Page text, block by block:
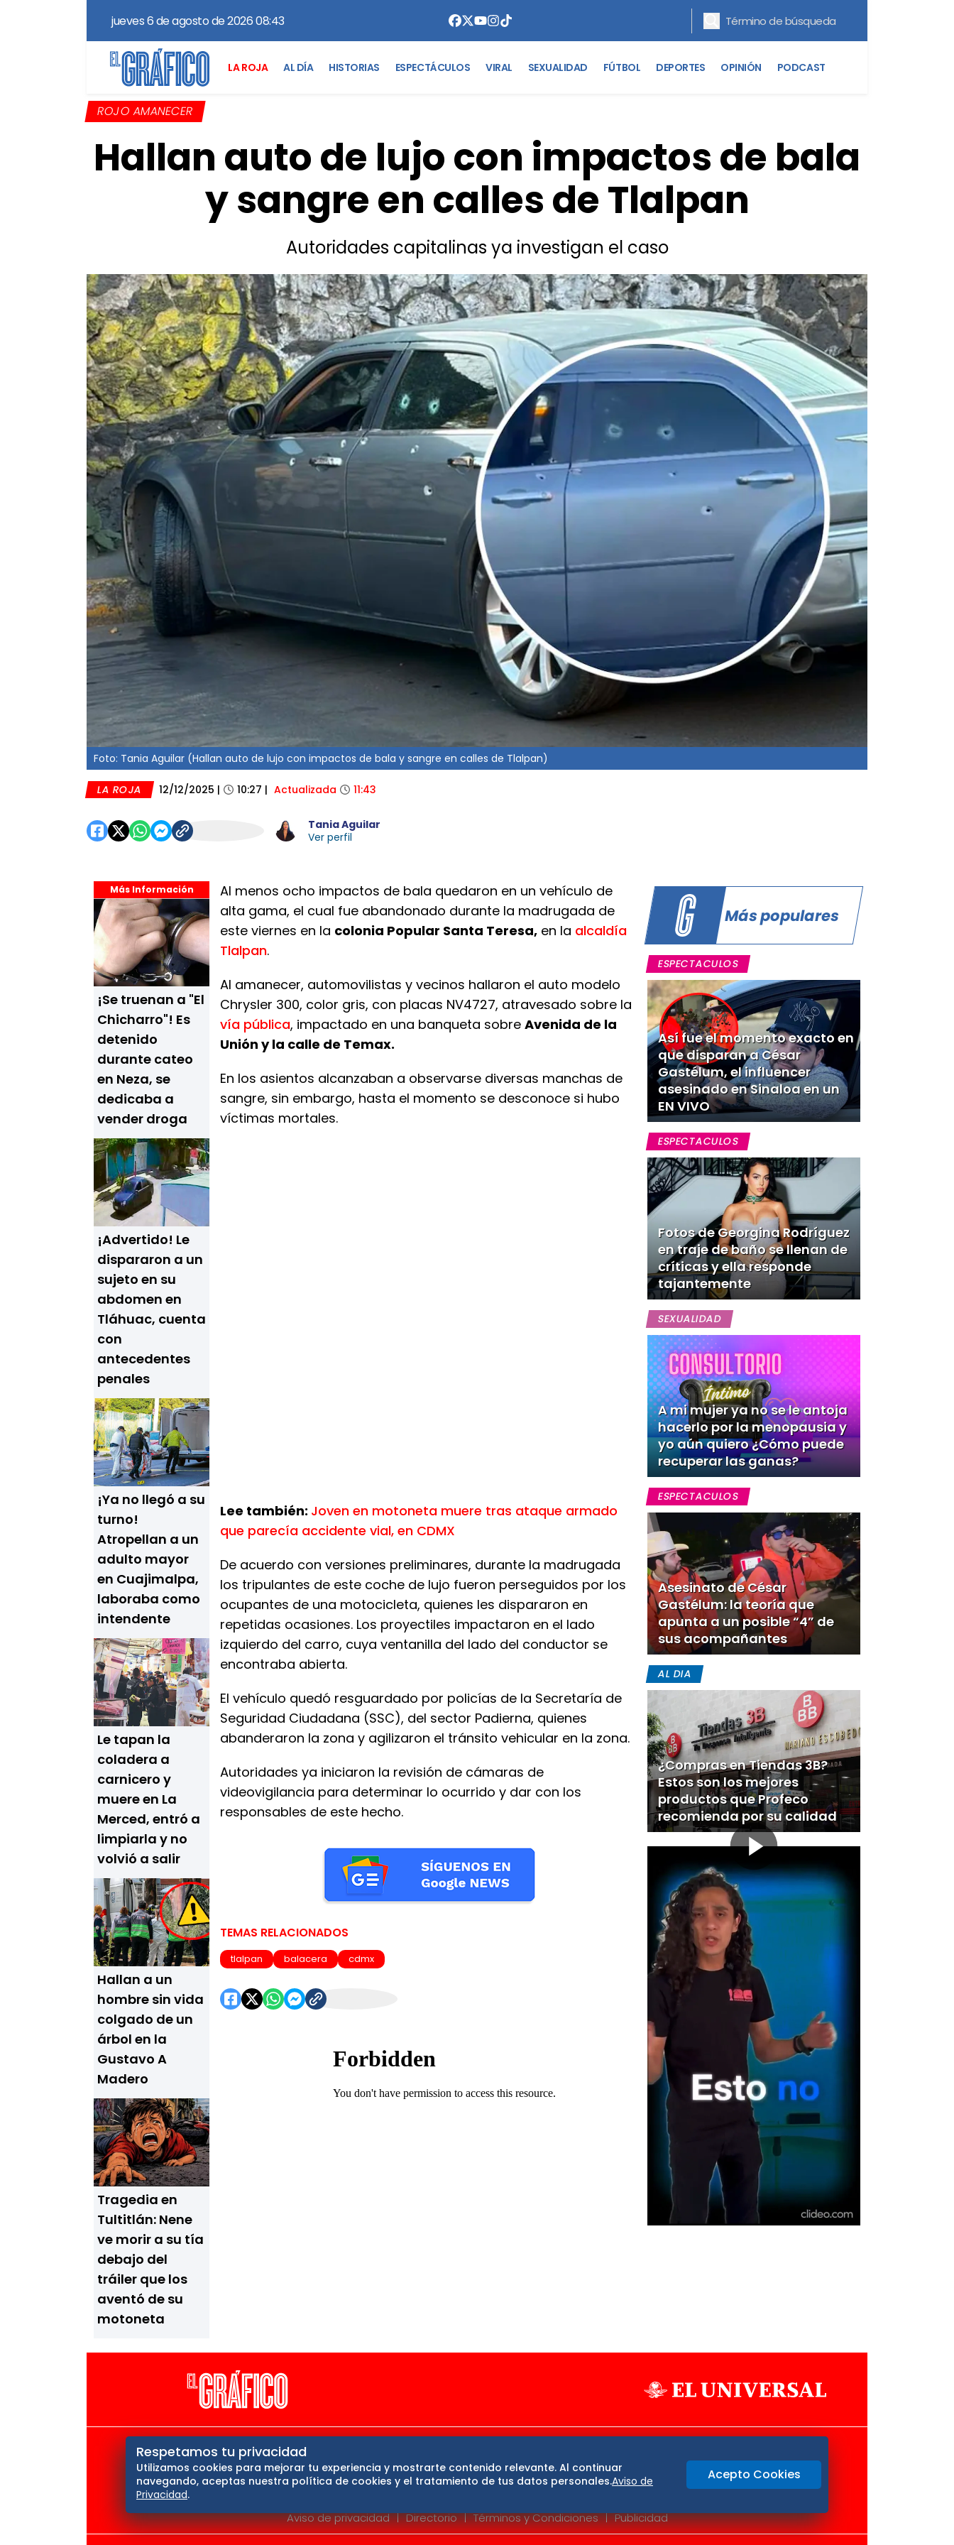
jueves 6 de agosto de 2026 08:43
LA ROJA AL DÍA HISTORIAS ESPECTÁCULOS VIRAL SEXUALIDAD FÚTBOL DEPORTES OPINIÓN PODCAST
ROJO AMANECER
Hallan auto de lujo con impactos de bala
y sangre en calles de Tlalpan
Autoridades capitalinas ya investigan el caso
Foto: Tania Aguilar (Hallan auto de lujo con impactos de bala y sangre en calles de Tlalpan)
LA ROJA 12/12/2025 | 10:27 | Actualizada 11:43
Tania Aguilar
Ver perfil
Más Información
¡Se truenan a "El
Chicharro"! Es
detenido
durante cateo
en Neza, se
dedicaba a
vender droga
¡Advertido! Le
dispararon a un
sujeto en su
abdomen en
Tláhuac, cuenta
con
antecedentes
penales
¡Ya no llegó a su
turno!
Atropellan a un
adulto mayor
en Cuajimalpa,
laboraba como
intendente
Le tapan la
coladera a
carnicero y
muere en La
Merced, entró a
limpiarla y no
volvió a salir
Hallan a un
hombre sin vida
colgado de un
árbol en la
Gustavo A
Madero
Tragedia en
Tultitlán: Nene
ve morir a su tía
debajo del
tráiler que los
aventó de su
motoneta
Al menos ocho impactos de bala quedaron en un vehículo de
alta gama, el cual fue abandonado durante la madrugada de
este viernes en la colonia Popular Santa Teresa, en la alcaldía
Tlalpan.
Al amanecer, automovilistas y vecinos hallaron el auto modelo
Chrysler 300, color gris, con placas NV4727, atravesado sobre la
vía pública, impactado en una banqueta sobre Avenida de la
Unión y la calle de Temax.
En los asientos alcanzaban a observarse diversas manchas de
sangre, sin embargo, hasta el momento se desconoce si hubo
víctimas mortales.
Lee también: Joven en motoneta muere tras ataque armado
que parecía accidente vial, en CDMX
De acuerdo con versiones preliminares, durante la madrugada
los tripulantes de este coche de lujo fueron perseguidos por los
ocupantes de una motocicleta, quienes les dispararon en
repetidas ocasiones. Los proyectiles impactaron en el lado
izquierdo del carro, cuya ventanilla del lado del conductor se
encontraba abierta.
El vehículo quedó resguardado por policías de la Secretaría de
Seguridad Ciudadana (SSC), del sector Padierna, quienes
abanderaron la zona y agilizaron el tránsito vehicular en la zona.
Autoridades ya iniciaron la revisión de cámaras de
videovigilancia para determinar lo ocurrido y dar con los
responsables de este hecho.
TEMAS RELACIONADOS
tlalpan balacera cdmx
Más populares
ESPECTACULOS
Así fue el momento exacto en
que disparan a César
Gastélum, el influencer
asesinado en Sinaloa en un
EN VIVO
ESPECTACULOS
Fotos de Georgina Rodríguez
en traje de baño se llenan de
críticas y ella responde
tajantemente
SEXUALIDAD
A mi mujer ya no se le antoja
hacerlo por la menopausia y
yo aún quiero ¿Cómo puede
recuperar las ganas?
ESPECTACULOS
Asesinato de César
Gastélum: la teoría que
apunta a un posible “4” de
sus acompañantes
AL DIA
¿Compras en Tiendas 3B?
Estos son los mejores
productos que Profeco
recomienda por su calidad
El Universal Vive USA Clase
Querétaro
San Luis Potosí Edomex Consultas Hidalgo Oaxaca
Aviso de privacidad Directorio Términos y Condiciones Publicidad
Respetamos tu privacidad
Utilizamos cookies para mejorar tu experiencia y mostrarte contenido relevante. Al continuar
navegando, aceptas nuestra política de cookies y el tratamiento de tus datos personales.Aviso de
Privacidad.
Acepto Cookies